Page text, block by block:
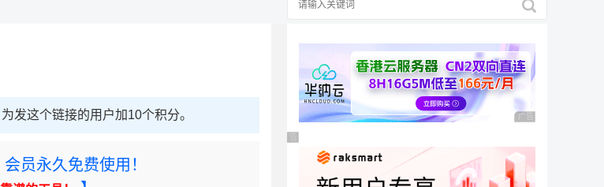
发这个链接的用户加10个积分。
员永久免费使用！
广告 商业广告，理性
广告 商业广告，理性选择